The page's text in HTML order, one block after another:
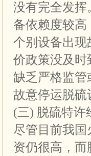
没有完全发挥
备依赖度较
个别设备出现
价政策没及时
缺乏严格监管
故意停运脱硫
(三) 脱硫特许
尽管目前我
资仍很高，